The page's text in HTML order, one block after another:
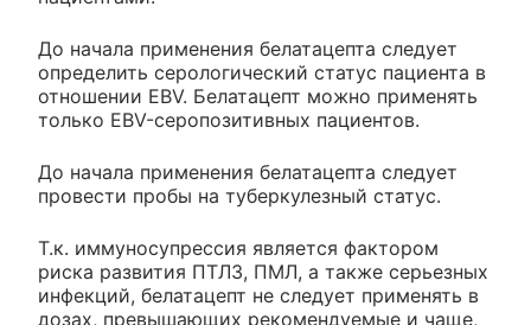
До начала применения белатацепта следует
определить серологический статус пациента в
отношении EBV. Белатацепт можно применять
только EBV-серопозитивных пациентов.
До начала применения белатацепта следует
провести пробы на туберкулезный статус.
Т.к. иммуносупрессия является фактором
риска развития ПТЛЗ, ПМЛ, а также серьезных
инфекций, белатацепт не следует применять в
дозах, превышающих рекомендуемые и чаще,